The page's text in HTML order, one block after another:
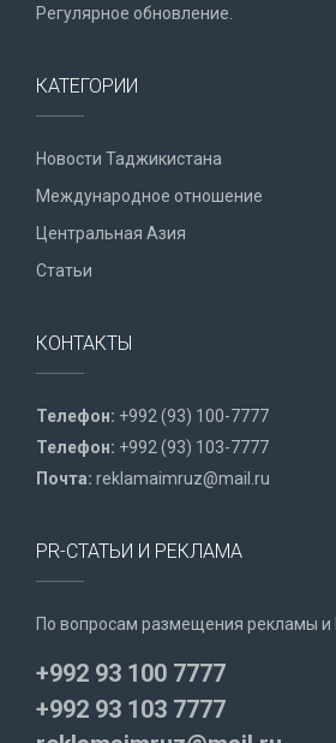
Регулярное обновление.
КАТЕГОРИИ
Новости Таджикистана
Международное отношение
Центральная Азия
Статьи
КОНТАКТЫ
Телефон: +992 (93) 100-7777
Телефон: +992 (93) 103-7777
Почта: reklamaimruz@mail.ru
PR-СТАТЬИ И РЕКЛАМА
По вопросам размещения рекламы и
+992 93 100 7777
+992 93 103 7777